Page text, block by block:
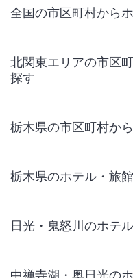
全国の市区町村から
北関東エリアの市区
探す
栃木県の市区町村か
栃木県のホテル・旅
日光・鬼怒川のホテ
中禅寺湖・奥日光の